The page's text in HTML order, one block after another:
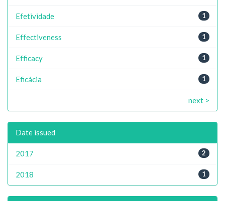
1
Efetividade
1
Effectiveness
1
Efficacy
1
Eficácia
next >
Date issued
2
2017
1
2018